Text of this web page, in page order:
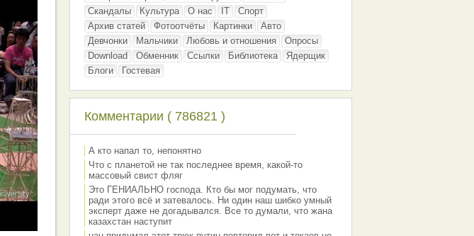
Скандалы
Культура О нас IT
Спорт
Архив статей
Фотоотчёты Картинки
Авто
Девчонки
Мальчики Любовь и отношения
Опросы
Download
Обменник Ссылки Библиотека
Ядерщик
Блоги
Гостевая
Комментарии ( 786821 )
А кто напал то, непонятно
Что с планетой не так последнее время, какой-то
массовый свист фляг
Это ГЕНИАЛЬНО господа. Кто бы мог подумать, что
ради этого всё и затевалось. Ни один наш шибко умный
эксперт даже не догадывался. Все то думали, что жана
казахстан наступит